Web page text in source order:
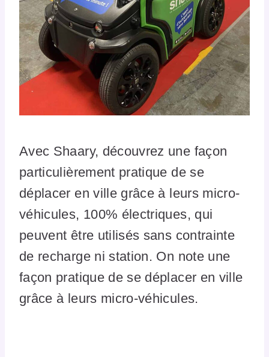
Avec Shaary, découvrez une façon
particulièrement pratique de se
déplacer en ville grâce à leurs micro-
véhicules, 100% électriques, qui
peuvent être utilisés sans contrainte
de recharge ni station. On note une
façon pratique de se déplacer en ville
grâce à leurs micro-véhicules.